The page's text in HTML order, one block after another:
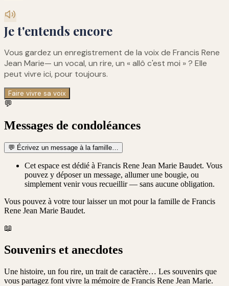
Je t'entends encore
Vous gardez un enregistrement de la voix de Francis Rene
Jean Marie— un vocal, un rire, un « allô c'est moi » ? Elle
peut vivre ici, pour toujours.
Faire vivre sa voix
💬
Messages de condoléances
💬 Écrivez un message à la famille…
Cet espace est dédié à Francis Rene Jean Marie Baudet. Vous
pouvez y déposer un message, allumer une bougie, ou
simplement venir vous recueillir — sans aucune obligation.
Vous pouvez à votre tour laisser un mot pour la famille de Francis
Rene Jean Marie Baudet.
📖
Souvenirs et anecdotes
Une histoire, un fou rire, un trait de caractère… Les souvenirs que
vous partagez font vivre la mémoire de Francis Rene Jean Marie.